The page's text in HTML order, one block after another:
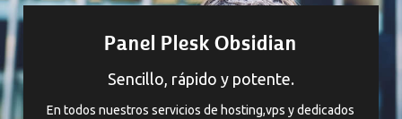
Panel Plesk Obsidian
Sencillo, rápido y potente.
En todos nuestros servicios de hosting,vps y dedicados